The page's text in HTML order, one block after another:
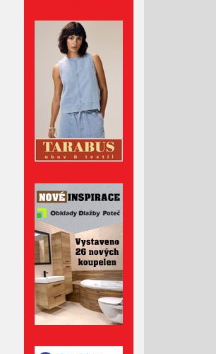
Srpen 2022
Červenec 2022
Červen 2022
Květen 2022
Duben 2022
Březen 2022
Únor 2022
Prosinec 2021
Listopad 2021
Říjen 2021
Září 2021
Srpen 2021
Červenec 2021
Červen 2021
Květen 2021